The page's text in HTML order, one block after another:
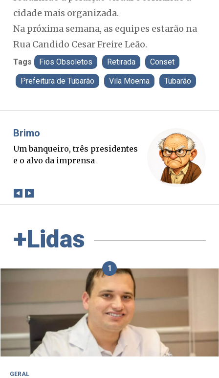
cidade mais organizada.
Na próxima semana, as equipes estarão na
Rua Candido Cesar Freire Leão.
Tags Fios Obsoletos Retirada Conset
Prefeitura de Tubarão Vila Moema Tubarão
O Boato corre mais rápido que a
verdade. Mas quem paga a
+Lidas
1
GERAL